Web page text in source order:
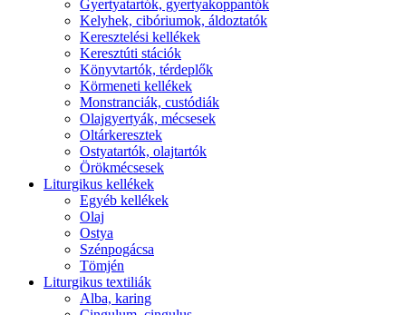
Gyertyatartók, gyertyakoppantók
Kelyhek, cibóriumok, áldoztatók
Keresztelési kellékek
Keresztúti stációk
Könyvtartók, térdeplők
Körmeneti kellékek
Monstranciák, custódiák
Olajgyertyák, mécsesek
Oltárkeresztek
Ostyatartók, olajtartók
Örökmécsesek
Liturgikus kellékek
Egyéb kellékek
Olaj
Ostya
Szénpogácsa
Tömjén
Liturgikus textiliák
Alba, karing